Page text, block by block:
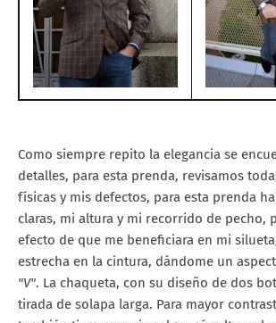
Como siempre repito la elegancia se
detalles, para esta prenda, revisamos
físicas y mis defectos, para esta prenda
claras, mi altura y mi recorrido de pecho,
efecto de que me beneficiara en mi
estrecha en la cintura, dándome un
"V". La chaqueta, con su diseño de dos
tirada de solapa larga. Para mayor